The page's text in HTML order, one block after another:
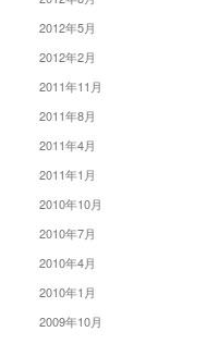
2012年5月
2012年2月
2011年11月
2011年8月
2011年4月
2011年1月
2010年10月
2010年7月
2010年4月
2010年1月
2009年10月